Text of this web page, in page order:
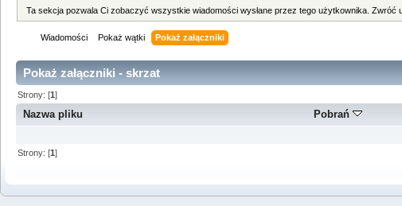
Ta sekcja pozwala Ci zobaczyć wszystkie wiadomości wysłane przez tego użytkownika.
Wiadomości Pokaż wątki Pokaż załączniki
Pokaż załączniki - skrzat
Strony: [1]
Nazwa pliku Pobrań
Strony: [1]